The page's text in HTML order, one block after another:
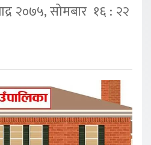
२०७५, सोमबार १६ : २२